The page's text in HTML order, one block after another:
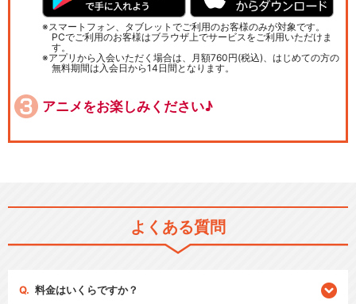
スマートフォン、タブレットでご利用のお客様のみが対象です。
PCでご利用のお客様はブラウザ上でサービスをご利用いただけま
す。
アプリから入会いただく場合は、月額760円(税込)、はじめての方の
無料期間は入会日から14日間となります。
アニメをお楽しみください♪
よくある質問
料金はいくらですか？